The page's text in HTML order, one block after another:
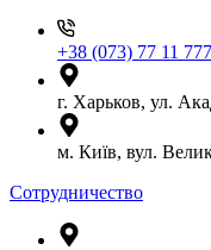
+38 (073) 77 11 777
г. Харьков, ул.
м. Київ, вул.
Сотрудничество